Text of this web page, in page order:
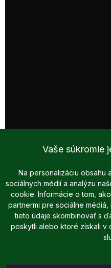
Vaše súkromie
Na personalizáciu obsahu
sociálnych médií a analýzu
cookie. Informácie o tom,
partnermi pre sociálne
tieto údaje skombinovať s
poskytli alebo ktoré získali v